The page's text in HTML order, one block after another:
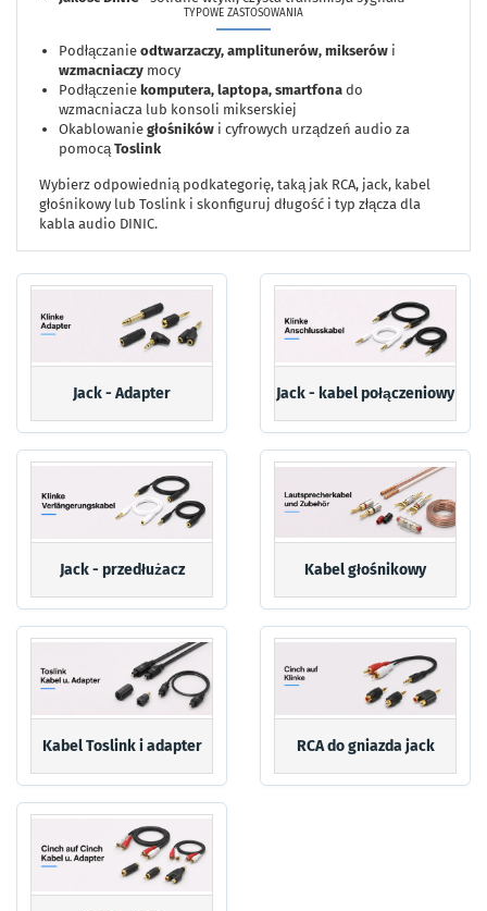
TYPOWE ZASTOSOWANIA
Podłączanie odtwarzaczy, amplitunerów, mikserów i
wzmacniaczy mocy
Podłączenie komputera, laptopa, smartfona do
wzmacniacza lub konsoli mikserskiej
Okablowanie głośników i cyfrowych urządzeń audio za
pomocąToslink
Wybierz odpowiednią podkategorię, taką jak RCA, jack, kabel
głośnikowy lub Toslink i skonfiguruj długość i typ złącza dla
kabla audio DINIC.
Jack - Adapter Jack - kabel połączeniowy
Jack - przedłużacz Kabel głośnikowy
Kabel Toslink i adapter RCA do gniazda jack